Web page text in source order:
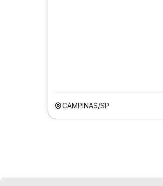
CAMPINAS/SP